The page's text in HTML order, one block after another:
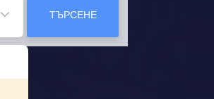
ТЪРСЕНЕ